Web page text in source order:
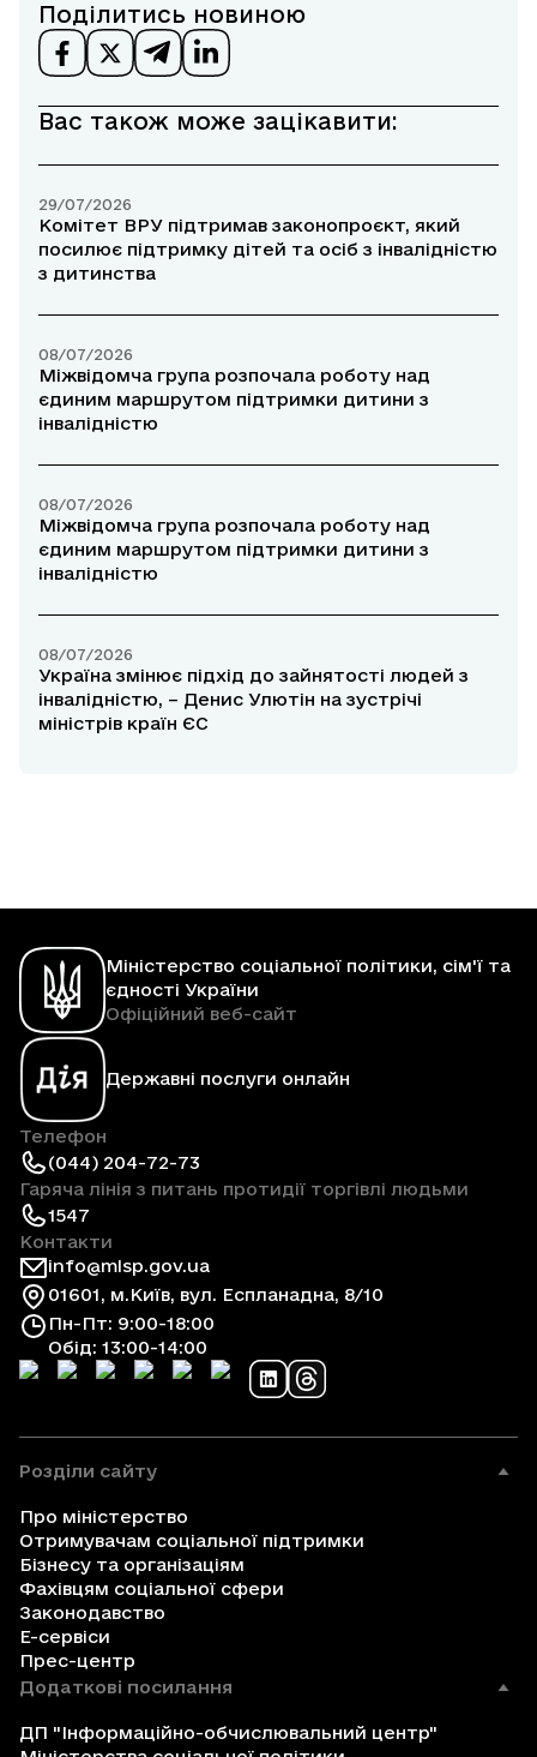
Поділитись новиною
Вас також може зацікавити:
29/07/2026
Комітет ВРУ підтримав законопроєкт, який
посилює підтримку дітей та осіб з інвалідністю
з дитинства
08/07/2026
Міжвідомча група розпочала роботу над
єдиним маршрутом підтримки дитини з
інвалідністю
08/07/2026
Міжвідомча група розпочала роботу над
єдиним маршрутом підтримки дитини з
інвалідністю
08/07/2026
Україна змінює підхід до зайнятості людей з
інвалідністю, – Денис Улютін на зустрічі
міністрів країн ЄС
Міністерство соціальної політики, сім'ї та
єдності України
Офіційний веб-сайт
Державні послуги онлайн
Телефон
(044) 204-72-73
Гаряча лінія з питань протидії торгівлі людьми
1547
Контакти
info@mlsp.gov.ua
01601, м.Київ, вул. Еспланадна, 8/10
Пн-Пт: 9:00-18:00
Обід: 13:00-14:00
Розділи сайту
Про міністерство
Отримувачам соціальної підтримки
Бізнесу та організаціям
Фахівцям соціальної сфери
Законодавство
Е-сервіси
Прес-центр
Додаткові посилання
ДП "Інформаційно-обчислювальний центр"